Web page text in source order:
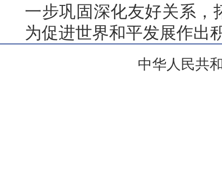
一步巩固深化友好关系，
为促进世界和平发展作出
中华人民共